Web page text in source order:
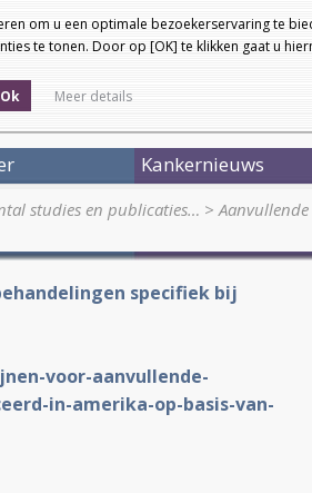
om u een optimale bezoekerservaring te
te tonen. Door op [OK] te klikken gaat u
Ok Meer details
Kankernieuws
studies en publicaties… >
specifiek bij
voor-aanvullende-
in-amerika-op-basis-van-